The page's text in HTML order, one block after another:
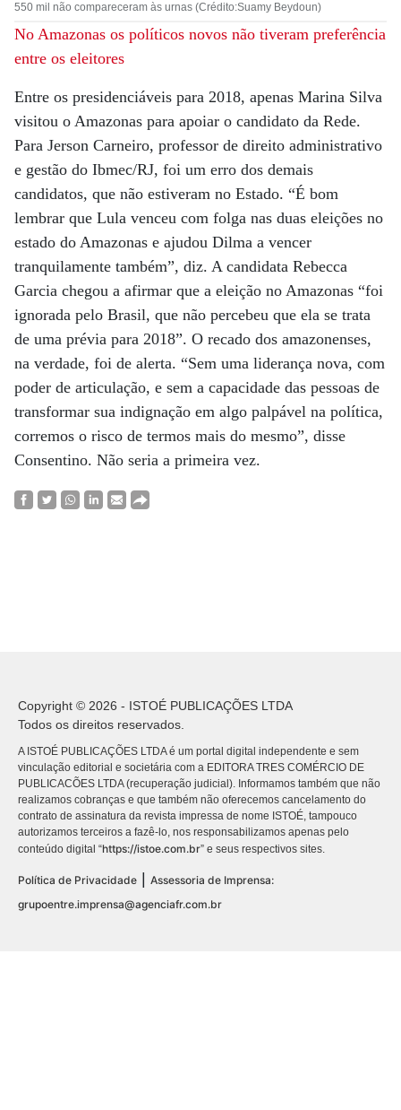
550 mil não compareceram às urnas (Crédito:Suamy Beydoun)
No Amazonas os políticos novos não tiveram preferência
entre os eleitores
Entre os presidenciáveis para 2018, apenas Marina Silva
visitou o Amazonas para apoiar o candidato da Rede.
Para Jerson Carneiro, professor de direito administrativo
e gestão do Ibmec/RJ, foi um erro dos demais
candidatos, que não estiveram no Estado. “É bom
lembrar que Lula venceu com folga nas duas eleições no
estado do Amazonas e ajudou Dilma a vencer
tranquilamente também”, diz. A candidata Rebecca
Garcia chegou a afirmar que a eleição no Amazonas “foi
ignorada pelo Brasil, que não percebeu que ela se trata
de uma prévia para 2018”. O recado dos amazonenses,
na verdade, foi de alerta. “Sem uma liderança nova, com
poder de articulação, e sem a capacidade das pessoas de
transformar sua indignação em algo palpável na política,
corremos o risco de termos mais do mesmo”, disse
Consentino. Não seria a primeira vez.
Copyright © 2026 - ISTOÉ PUBLICAÇÕES LTDA
Todos os direitos reservados.
A ISTOÉ PUBLICAÇÕES LTDA é um portal digital independente e sem
vinculação editorial e societária com a EDITORA TRES COMÉRCIO DE
PUBLICACÕES LTDA (recuperação judicial). Informamos também que não
realizamos cobranças e que também não oferecemos cancelamento do
contrato de assinatura da revista impressa de nome ISTOÉ, tampouco
autorizamos terceiros a fazê-lo, nos responsabilizamos apenas pelo
conteúdo digital “https://istoe.com.br” e seus respectivos sites.
Política de Privacidade
Assessoria de Imprensa:
grupoentre.imprensa@agenciafr.com.br